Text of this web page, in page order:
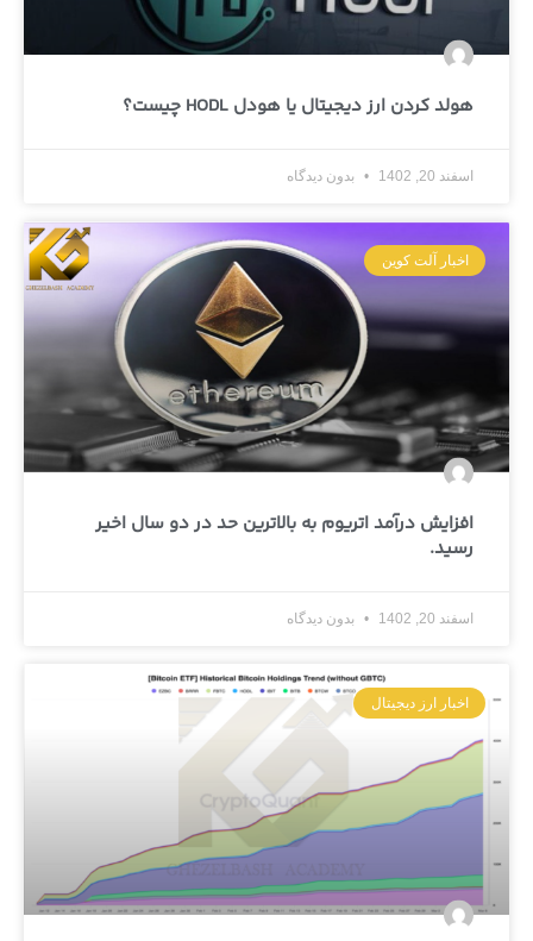
هولد کردن ارز دیجیتال یا هودل HODL چیست؟
اسفند 20, 1402 بدون دیدگاه
اخبار آلت کوین
افزایش درآمد اتریوم به بالاترین حد در دو سال اخیر
رسید.
اسفند 20, 1402 بدون دیدگاه
اخبار ارز دیجیتال